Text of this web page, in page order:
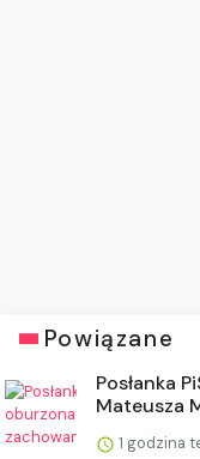
Powiązane
Posłanka
Mateusza
1 godzina